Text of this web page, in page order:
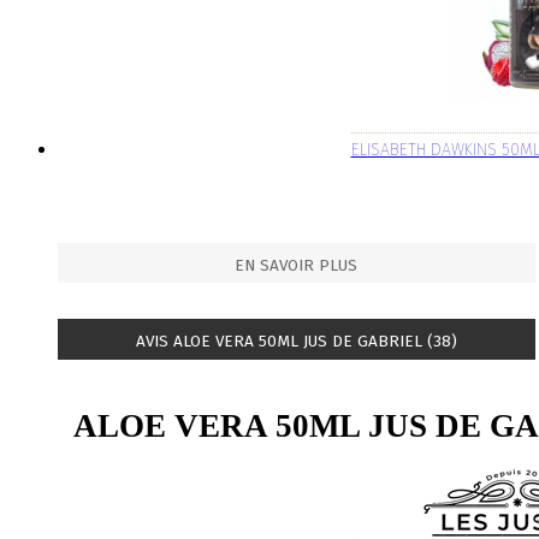
ELISABETH DAWKINS
EN SAVOIR PLUS
AVIS ALOE VERA 50ML JUS DE GABRIEL (38)
ALOE VERA 50ML JUS DE